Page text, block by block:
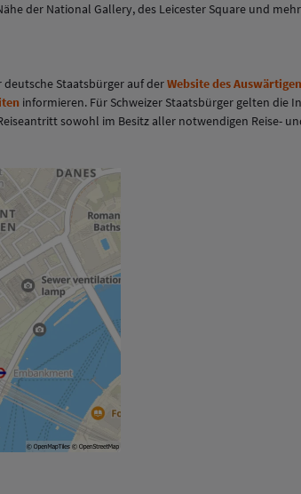
der National Gallery, des Leicester Square und
deutsche Staatsbürger auf derWebsite des
informieren. Für Schweizer Staatsbürger gelten die
sowohl im Besitz aller notwendigen Reise-